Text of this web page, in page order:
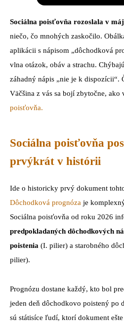
Sociálna poisťovňa rozoslala v
niečo, čo mnohých zaskočilo.
aplikácii s nápisom „dôchodková
vlna otázok, obáv a strachu.
záhadný nápis „nie je k dispozícii“.
Väčšina z vás sa bojí zbytočne, ako
poisťovňa.
Sociálna poisťovňa
prvýkrát v histórii
Ide o historicky prvý dokument
Dôchodková prognóza je
Sociálna poisťovňa od roku 2026
predpokladaných dôchodkových
poistenia (I. pilier) a starobného
pilier).
Prognózu dostane každý, kto bol
jeden deň dôchodkovo poistený po
sú státisíce ľudí, ktorí dokument